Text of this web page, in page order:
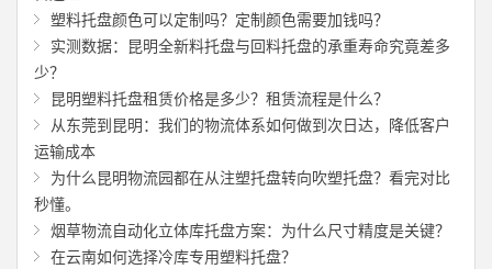
塑料托盘颜色可以定制吗？定制颜色需要加钱吗？
实测数据：昆明全新料托盘与回料托盘的承重寿命究竟差多
少？
昆明塑料托盘租赁价格是多少？租赁流程是什么？
从东莞到昆明：我们的物流体系如何做到次日达，降低客户
运输成本
为什么昆明物流园都在从注塑托盘转向吹塑托盘？看完对比
秒懂。
烟草物流自动化立体库托盘方案：为什么尺寸精度是关键？
在云南如何选择冷库专用塑料托盘？